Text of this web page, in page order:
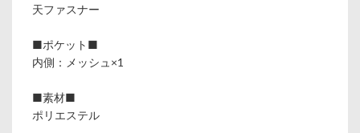
天ファスナー
■ポケット■
内側：メッシュ×1
■素材■
ポリエステル